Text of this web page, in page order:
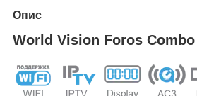
Опис
World Vision Foros Combo